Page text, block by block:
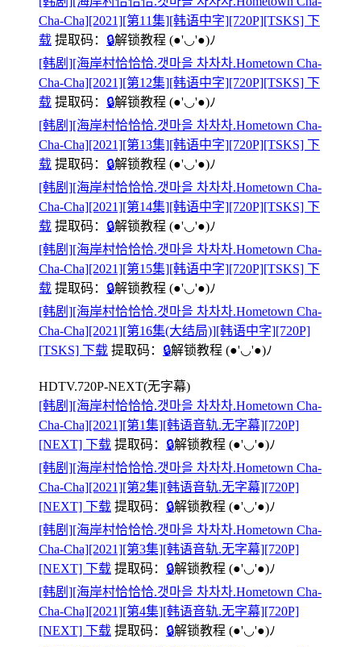
Cha-Cha][2021][第11集][韩语中字][720P][TSKS] 下
载 提取码： 🔒解锁教程 (●'◡'●)ﾉ
[韩剧][海岸村恰恰恰.갯마을 차차차.Hometown Cha-
Cha-Cha][2021][第12集][韩语中字][720P][TSKS] 下
载 提取码： 🔒解锁教程 (●'◡'●)ﾉ
[韩剧][海岸村恰恰恰.갯마을 차차차.Hometown Cha-
Cha-Cha][2021][第13集][韩语中字][720P][TSKS] 下
载 提取码： 🔒解锁教程 (●'◡'●)ﾉ
[韩剧][海岸村恰恰恰.갯마을 차차차.Hometown Cha-
Cha-Cha][2021][第14集][韩语中字][720P][TSKS] 下
载 提取码： 🔒解锁教程 (●'◡'●)ﾉ
[韩剧][海岸村恰恰恰.갯마을 차차차.Hometown Cha-
Cha-Cha][2021][第15集][韩语中字][720P][TSKS] 下
载 提取码： 🔒解锁教程 (●'◡'●)ﾉ
[韩剧][海岸村恰恰恰.갯마을 차차차.Hometown Cha-
Cha-Cha][2021][第16集(大结局)][韩语中字][720P]
[TSKS] 下载 提取码： 🔒解锁教程 (●'◡'●)ﾉ
HDTV.720P-NEXT(无字幕)
[韩剧][海岸村恰恰恰.갯마을 차차차.Hometown Cha-
Cha-Cha][2021][第1集][韩语音轨.无字幕][720P]
[NEXT] 下载 提取码： 🔒解锁教程 (●'◡'●)ﾉ
[韩剧][海岸村恰恰恰.갯마을 차차차.Hometown Cha-
Cha-Cha][2021][第2集][韩语音轨.无字幕][720P]
[NEXT] 下载 提取码： 🔒解锁教程 (●'◡'●)ﾉ
[韩剧][海岸村恰恰恰.갯마을 차차차.Hometown Cha-
Cha-Cha][2021][第3集][韩语音轨.无字幕][720P]
[NEXT] 下载 提取码： 🔒解锁教程 (●'◡'●)ﾉ
[韩剧][海岸村恰恰恰.갯마을 차차차.Hometown Cha-
Cha-Cha][2021][第4集][韩语音轨.无字幕][720P]
[NEXT] 下载 提取码： 🔒解锁教程 (●'◡'●)ﾉ